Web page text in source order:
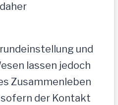
und
lassen jedoch
Zusammenleben
der Kontakt